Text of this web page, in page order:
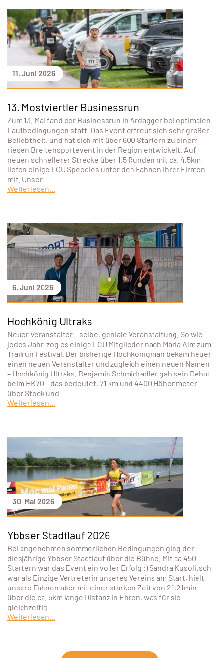
11. Juni 2026
13. Mostviertler Businessrun
Zum 13. Mal fand der Businessrun in Ardagger bei optimalen
Laufbedingungen statt. Das Event erfreut sich sehr großer
Beliebtheit, und hat sich mit über 600 Startern zu einem
riesen Breitensportevent in der Region entwickelt. Auf
neuer, schnellerer Strecke über 1,5 Runden mit ca. 4,5km
liefen einige LCU Speedies unter den Fahnen ihrer Firmen
mit. Unser
Weiterlesen...
6. Juni 2026
Hochkönig Ultraks
Neuer Veranstalter – selbe, geniale Veranstaltung. So wie
jedes Jahr, zog es einige LCU Mitglieder nach Maria Alm zum
Trailrun Festival. Der bisherige Hochkönigman bekam heuer
einen neuen Veranstalter und zugleich einen neuen Namen
– Hochkönig Ultraks. Benjamin Schmidradler gab sein Debut
beim HK70 – das bedeutet, 71 km und 4400 Höhenmeter
über Stock und
Weiterlesen...
30. Mai 2026
Ybbser Stadtlauf 2026
Bei angenehmen sommerlichen Bedingungen ging der
diesjährige Ybbser Stadtlauf über die Bühne. MIt ca 450
Startern war das Event ein voller Erfolg :) Sandra Kusolitsch
war als Einzige Vertreterin unseres Vereins am Start, hielt
unsere Fahnen aber mit einer starken Zeit von 21:21min
über die ca. 5km lange Distanz in Ehren, was für sie
gleichzeitig
Weiterlesen...